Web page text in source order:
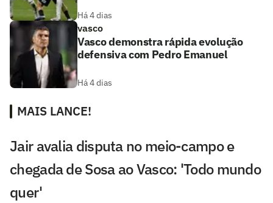
Há 4 dias
vasco
Vasco demonstra rápida evolução
defensiva com Pedro Emanuel
Há 4 dias
MAIS LANCE!
Jair avalia disputa no meio-campo e
chegada de Sosa ao Vasco: 'Todo mundo
quer'